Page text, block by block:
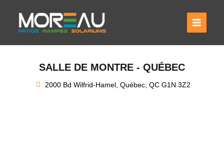
contenu
SALLE DE MONTRE - QUÉBEC
2000 Bd Wilfrid-Hamel, Québec, QC G1N 3Z2